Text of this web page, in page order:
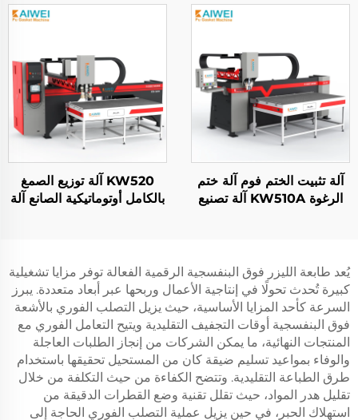
آلة تثبيت الختم فوم آلة ختم
الرغوة KW510A آلة تصنيع
KW520 آلة توزيع الصمغ
بالكامل أوتوماتيكية الصانع آلة
يُعد طابعة الليزر فوق البنفسجية الرقمية الفعالة توفر مزايا تشغيلية
كبيرة تُحدث تحولًا في إنتاجية الأعمال وربحها عبر أبعاد متعددة. يبرز
السرعة كأحد المزايا الأساسية، حيث يزيل التصلب الفوري بالأشعة
فوق البنفسجية أوقات التجفيف التقليدية ويتيح التعامل الفوري مع
المنتجات النهائية، ما يمكن الشركات من إنجاز الطلبات العاجلة
والوفاء بمواعيد تسليم ضيقة كان من المستحيل تحقيقها باستخدام
طرق الطباعة التقليدية. وتتضح الكفاءة من حيث التكلفة من خلال
تقليل هدر المواد، حيث تقلل تقنية وضع القطرات الدقيقة من
استهلاك الحبر، في حين يزيل عملية التصلب الفوري الحاجة إلى